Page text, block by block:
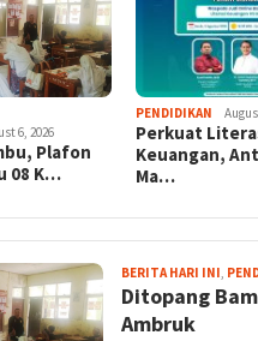
6, 2026
Plafon
08 K…
PENDIDIKAN
Perkuat
Keuangan,
Ma…
BERITA HARI INI,
Ditopang
Ambruk